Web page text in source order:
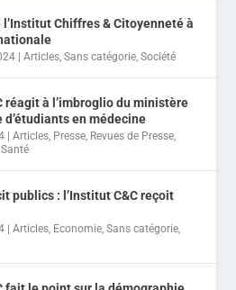
Chiffres & Citoyenneté à
|Articles,Sans catégorie,Société
réagit à l’imbroglio du ministère
d’étudiants en médecine
|Articles, Presse, Revues de Presse,
Santé
publics : l’Institut C&C reçoit
|Articles, Economie,Sans catégorie,